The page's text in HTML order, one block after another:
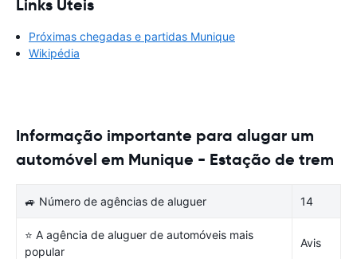
Links Úteis
Próximas chegadas e partidas Munique
Wikipédia
Informação importante para alugar um
automóvel em Munique - Estação de trem
🚙 Número de agências de aluguer 14
⭐ A agência de aluguer de automóveis mais
popular
Avis